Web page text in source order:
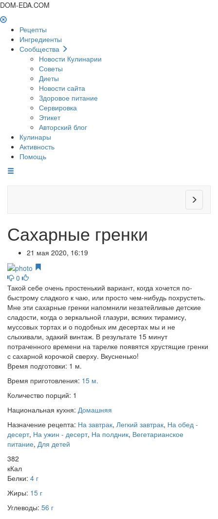
DOM-EDA.COM
Рецепты
Ингредиенты
Сообщества
Новости Кулинарии
Советы
Диеты
Новости сайта
Здоровое питание
Сервировка
Этикет
Авторский блог
Кулинары
Активность
Помощь
Сахарные гренки
21 мая 2020, 16:19
0
Такой себе очень простенький вариант, когда хочется по-
быстрому сладкого к чаю, или просто чем-нибудь похрустеть.
Мне эти сахарные гренки напомнили незатейливые детские
сладости, когда о зеркальной глазури, всяких тирамису,
муссовых тортах и о подобных им десертах мы и не
слыхивали, эдакий винтаж. В результате 15 минут
потраченного времени на тарелке появятся хрустящие гренки
с сахарной корочкой сверху. Вкусненько!
Время подготовки: 1 м.
Время приготовления: 15 м.
Количество порций: 1
Национальная кухня: Домашняя
Назначение рецепта: На завтрак, Легкий завтрак, На обед -
десерт, На ужин - десерт, На полдник, Вегетарианское
питание, Для детей
382
кКал
Белки: 4 г
Жиры: 15 г
Углеводы: 56 г